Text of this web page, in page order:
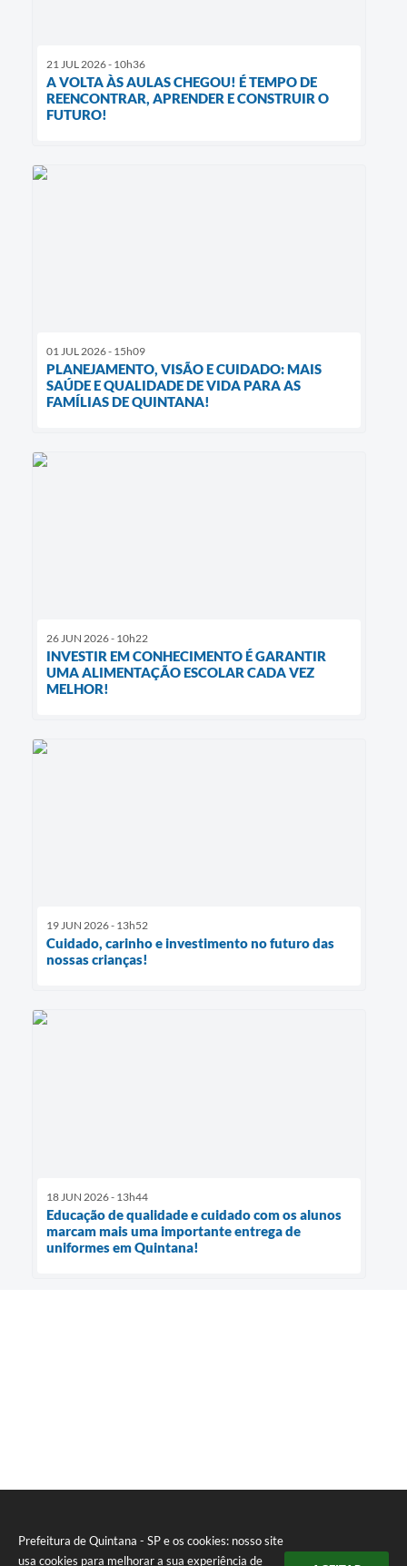
Prefeitura de Quintana - SP e os cookies: nosso site
usa cookies para melhorar a sua experiência de
21 JUL 2026 - 10h36
A VOLTA ÀS AULAS CHEGOU! É TEMPO DE
REENCONTRAR, APRENDER E CONSTRUIR O
FUTURO!
01 JUL 2026 - 15h09
PLANEJAMENTO, VISÃO E CUIDADO: MAIS
SAÚDE E QUALIDADE DE VIDA PARA AS
FAMÍLIAS DE QUINTANA!
26 JUN 2026 - 10h22
INVESTIR EM CONHECIMENTO É GARANTIR
UMA ALIMENTAÇÃO ESCOLAR CADA VEZ
MELHOR!
19 JUN 2026 - 13h52
Cuidado, carinho e investimento no futuro das
nossas crianças!
18 JUN 2026 - 13h44
Educação de qualidade e cuidado com os alunos
marcam mais uma importante entrega de
uniformes em Quintana!